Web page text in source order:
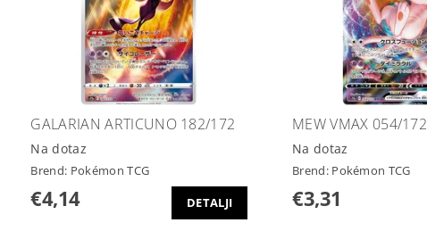
GALARIAN ARTICUNO 182/172
Na dotaz
Brend: Pokémon TCG
€4,14 DETALJI
MEW VMAX 054/172
Na dotaz
Brend: Pokémon TCG
€3,31